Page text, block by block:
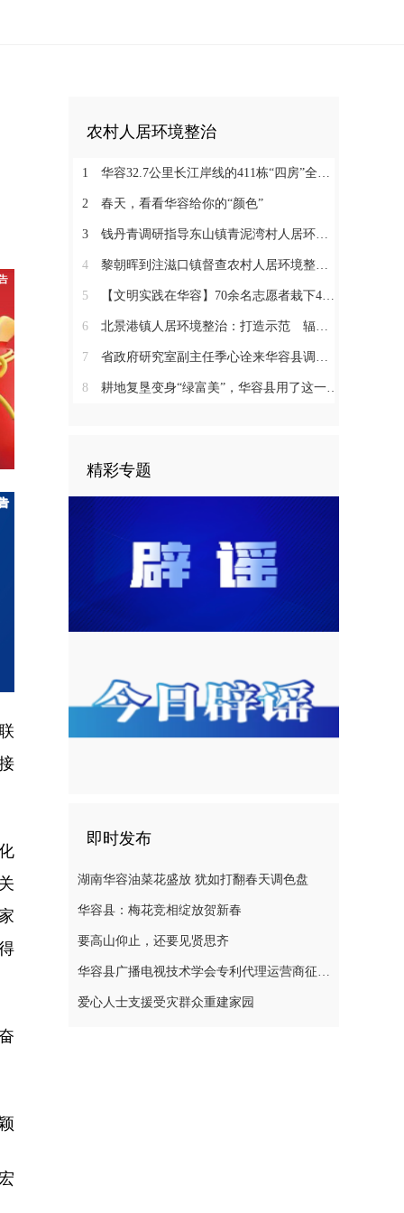
农村人居环境整治
1 华容32.7公里长江岸线的411栋“四房”全部被拆除
2 春天，看看华容给你的“颜色”
3 钱丹青调研指导东山镇青泥湾村人居环境整治工作
4 黎朝晖到注滋口镇督查农村人居环境整治工作
5 【文明实践在华容】70余名志愿者栽下400多株“希望之树”
6 北景港镇人居环境整治：打造示范 辐射带动 全域推进
7 省政府研究室副主任季心诠来华容县调研农村建房和宜居美丽乡村建设
8 耕地复垦变身“绿富美”，华容县用了这一招！
精彩专题
即时发布
湖南华容油菜花盛放 犹如打翻春天调色盘
华容县：梅花竞相绽放贺新春
要高山仰止，还要见贤思齐
华容县广播电视技术学会专利代理运营商征集公告
爱心人士支援受灾群众重建家园